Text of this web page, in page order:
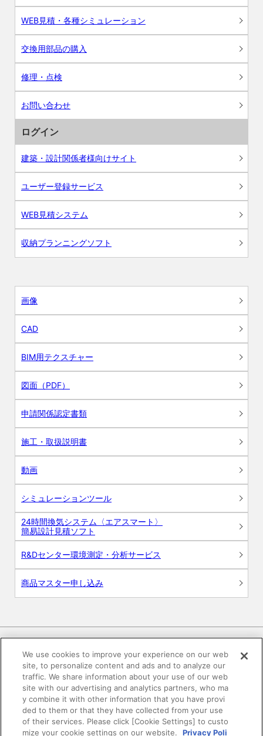
WEB見積・各種シミュレーション
交換用部品の購入
修理・点検
お問い合わせ
ログイン
建築・設計関係者様向けサイト
ユーザー登録サービス
WEB見積システム
収納プランニングソフト
画像
CAD
BIM用テクスチャー
図面（PDF）
申請関係認定書類
施工・取扱説明書
動画
シミュレーションツール
24時間換気システム〈エアスマート〉
簡易設計見積ソフト
R&Dセンター環境測定・分析サービス
商品マスター申し込み
電子公告 このWEBサイトについて
プライバシーポリシー
SNSコミュニティガイドライン サイトマップ
We use cookies to improve your experience on our web
site, to personalize content and ads and to analyze our
traffic. We share information about your use of our web
site with our advertising and analytics partners, who ma
y combine it with other information that you have provi
ded to them or that they have collected from your use
of their services. Please click [Cookie Settings] to custo
mize your cookie settings on our website.
Privacy Poli